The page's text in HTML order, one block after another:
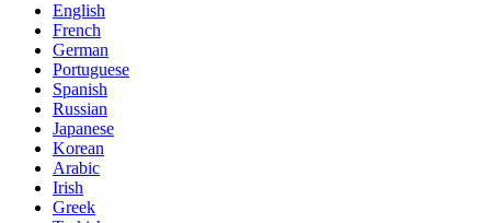
English
French
German
Portuguese
Spanish
Russian
Japanese
Korean
Arabic
Irish
Greek